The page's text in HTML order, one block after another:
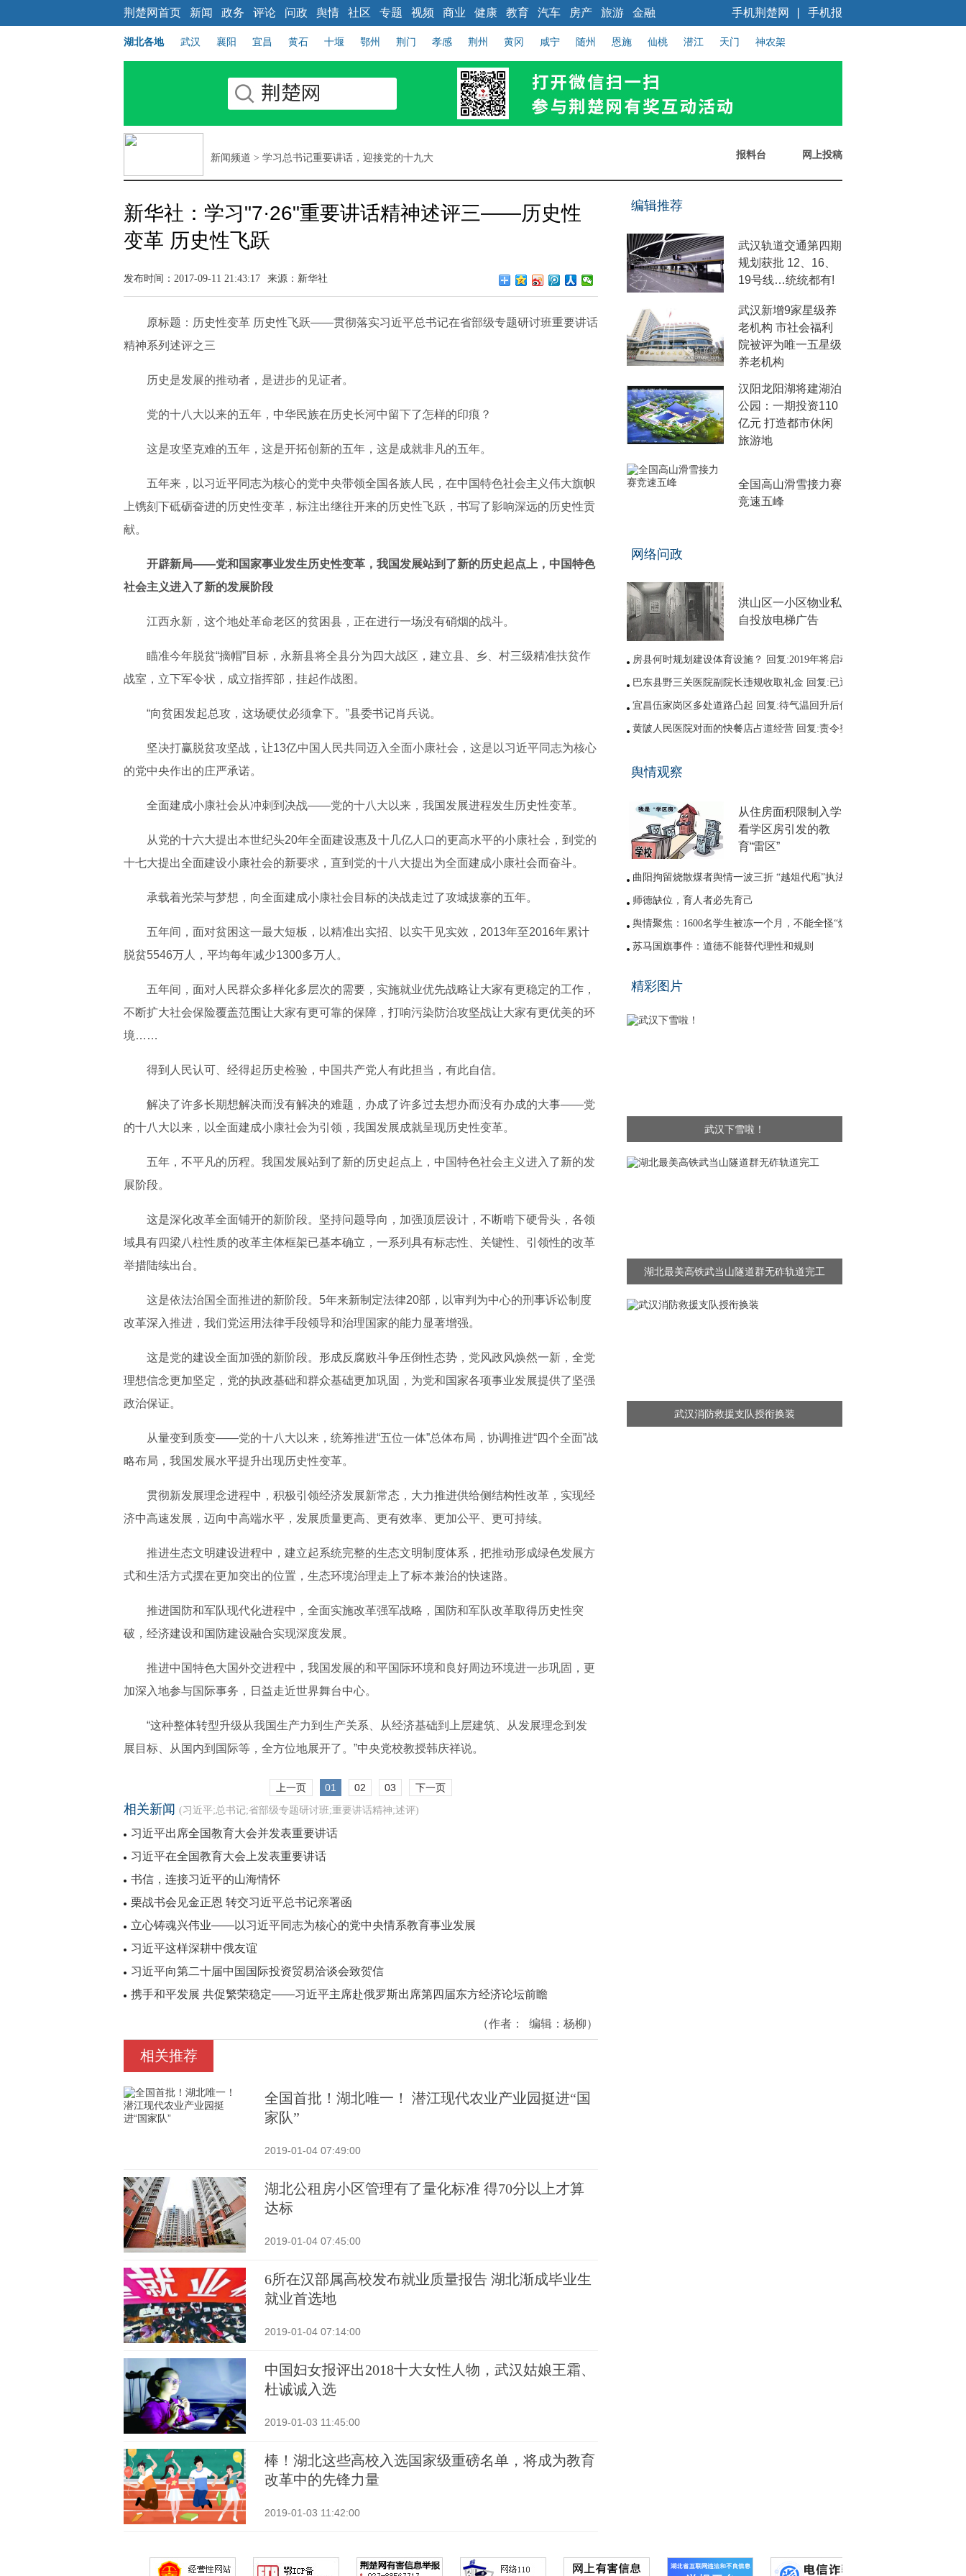
荆楚网首页 新闻 政务 评论 问政 舆情 社区 专题 视频 商业 健康 教育 汽车 房产 旅游 金融 手机报
手机荆楚网
湖北各地 武汉 襄阳 宜昌 黄石 十堰 鄂州 荆门 孝感 荆州 黄冈 咸宁 随州 恩施 仙桃 潜江 天门 神农架
新闻频道 > 学习总书记重要讲话，迎接党的十九大 报料台 网上投稿
新华社：学习"7·26"重要讲话精神述评三——历史性
变革 历史性飞跃
发布时间：2017-09-11 21:43:17 来源： 新华社
原标题：历史性变革 历史性飞跃——贯彻落实习近平总书记在省部级专题研讨班重要讲话
精神系列述评之三
历史是发展的推动者，是进步的见证者。
党的十八大以来的五年，中华民族在历史长河中留下了怎样的印痕？
这是攻坚克难的五年，这是开拓创新的五年，这是成就非凡的五年。
五年来，以习近平同志为核心的党中央带领全国各族人民，在中国特色社会主义伟大旗帜
上镌刻下砥砺奋进的历史性变革，标注出继往开来的历史性飞跃，书写了影响深远的历史性贡
献。
开辟新局——党和国家事业发生历史性变革，我国发展站到了新的历史起点上，中国特色
社会主义进入了新的发展阶段
江西永新，这个地处革命老区的贫困县，正在进行一场没有硝烟的战斗。
瞄准今年脱贫“摘帽”目标，永新县将全县分为四大战区，建立县、乡、村三级精准扶贫作
战室，立下军令状，成立指挥部，挂起作战图。
“向贫困发起总攻，这场硬仗必须拿下。”县委书记肖兵说。
坚决打赢脱贫攻坚战，让13亿中国人民共同迈入全面小康社会，这是以习近平同志为核心
的党中央作出的庄严承诺。
全面建成小康社会从冲刺到决战——党的十八大以来，我国发展进程发生历史性变革。
从党的十六大提出本世纪头20年全面建设惠及十几亿人口的更高水平的小康社会，到党的
十七大提出全面建设小康社会的新要求，直到党的十八大提出为全面建成小康社会而奋斗。
承载着光荣与梦想，向全面建成小康社会目标的决战走过了攻城拔寨的五年。
五年间，面对贫困这一最大短板，以精准出实招、以实干见实效，2013年至2016年累计
脱贫5546万人，平均每年减少1300多万人。
五年间，面对人民群众多样化多层次的需要，实施就业优先战略让大家有更稳定的工作，
不断扩大社会保险覆盖范围让大家有更可靠的保障，打响污染防治攻坚战让大家有更优美的环
境……
得到人民认可、经得起历史检验，中国共产党人有此担当，有此自信。
解决了许多长期想解决而没有解决的难题，办成了许多过去想办而没有办成的大事——党
的十八大以来，以全面建成小康社会为引领，我国发展成就呈现历史性变革。
五年，不平凡的历程。我国发展站到了新的历史起点上，中国特色社会主义进入了新的发
展阶段。
这是深化改革全面铺开的新阶段。坚持问题导向，加强顶层设计，不断啃下硬骨头，各领
域具有四梁八柱性质的改革主体框架已基本确立，一系列具有标志性、关键性、引领性的改革
举措陆续出台。
这是依法治国全面推进的新阶段。5年来新制定法律20部，以审判为中心的刑事诉讼制度
改革深入推进，我们党运用法律手段领导和治理国家的能力显著增强。
这是党的建设全面加强的新阶段。形成反腐败斗争压倒性态势，党风政风焕然一新，全党
理想信念更加坚定，党的执政基础和群众基础更加巩固，为党和国家各项事业发展提供了坚强
政治保证。
从量变到质变——党的十八大以来，统筹推进“五位一体”总体布局，协调推进“四个全面”战
略布局，我国发展水平提升出现历史性变革。
贯彻新发展理念进程中，积极引领经济发展新常态，大力推进供给侧结构性改革，实现经
济中高速发展，迈向中高端水平，发展质量更高、更有效率、更加公平、更可持续。
推进生态文明建设进程中，建立起系统完整的生态文明制度体系，把推动形成绿色发展方
式和生活方式摆在更加突出的位置，生态环境治理走上了标本兼治的快速路。
推进国防和军队现代化进程中，全面实施改革强军战略，国防和军队改革取得历史性突
破，经济建设和国防建设融合实现深度发展。
推进中国特色大国外交进程中，我国发展的和平国际环境和良好周边环境进一步巩固，更
加深入地参与国际事务，日益走近世界舞台中心。
“这种整体转型升级从我国生产力到生产关系、从经济基础到上层建筑、从发展理念到发
展目标、从国内到国际等，全方位地展开了。”中央党校教授韩庆祥说。
上一页 01 02 03 下一页
相关新闻 (习近平;总书记;省部级专题研讨班;重要讲话精神;述评)
习近平出席全国教育大会并发表重要讲话
习近平在全国教育大会上发表重要讲话
书信，连接习近平的山海情怀
栗战书会见金正恩 转交习近平总书记亲署函
立心铸魂兴伟业——以习近平同志为核心的党中央情系教育事业发展
习近平这样深耕中俄友谊
习近平向第二十届中国国际投资贸易洽谈会致贺信
携手和平发展 共促繁荣稳定——习近平主席赴俄罗斯出席第四届东方经济论坛前瞻
（作者： 编辑： 杨柳）
相关推荐
全国首批！湖北唯一！ 潜江现代农业产业园挺进“国
家队”
2019-01-04 07:49:00
湖北公租房小区管理有了量化标准 得70分以上才算
达标
2019-01-04 07:45:00
6所在汉部属高校发布就业质量报告 湖北渐成毕业生
就业首选地
2019-01-04 07:14:00
中国妇女报评出2018十大女性人物，武汉姑娘王霜、
杜诚诚入选
2019-01-03 11:45:00
棒！湖北这些高校入选国家级重磅名单，将成为教育
改革中的先锋力量
2019-01-03 11:42:00
编辑推荐
武汉轨道交通第四期
规划获批 12、16、
19号线…统统都有!
武汉新增9家星级养
老机构 市社会福利
院被评为唯一五星级
养老机构
汉阳龙阳湖将建湖泊
公园：一期投资110
亿元 打造都市休闲
旅游地
全国高山滑雪接力赛
竞速五峰
网络问政
洪山区一小区物业私
自投放电梯广告
房县何时规划建设体育设施？ 回复:2019年将启动
巴东县野三关医院副院长违规收取礼金 回复:已退回
宜昌伍家岗区多处道路凸起 回复:待气温回升后修补
黄陂人民医院对面的快餐店占道经营 回复:责令整改
网友建议调整鱼梁洲循环线路 回复:没有客流支撑
舆情观察
从住房面积限制入学
看学区房引发的教
育“雷区”
曲阳拘留烧散煤者舆情一波三折 “越俎代庖”执法引质疑
师德缺位，育人者必先育己
舆情聚焦：1600名学生被冻一个月，不能全怪“煤改气”
苏马国旗事件：道德不能替代理性和规则
精彩图片
武汉下雪啦！
湖北最美高铁武当山隧道群无砟轨道完工
武汉消防救援支队授衔换装